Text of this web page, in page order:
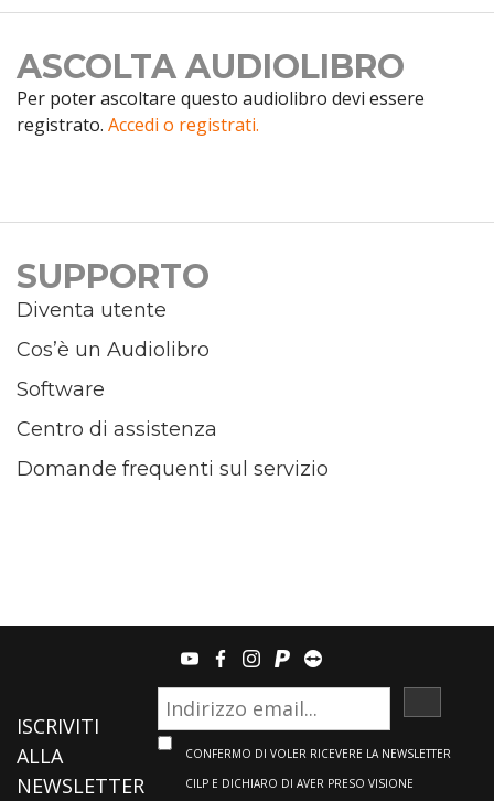
ASCOLTA AUDIOLIBRO
Per poter ascoltare questo audiolibro devi essere
registrato. Accedi o registrati.
SUPPORTO
Diventa utente
Cos’è un Audiolibro
Software
Centro di assistenza
Domande frequenti sul servizio
youtubefacebook
instagram
paypalteamviewer
ISCRIVITI
ALLA
NEWSLETTER
CONFERMO DI VOLER RICEVERE LA NEWSLETTER
CILP E DICHIARO DI AVER PRESO VISIONE